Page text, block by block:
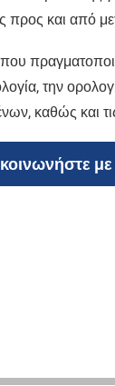
προς και από
που
την
καθώς και